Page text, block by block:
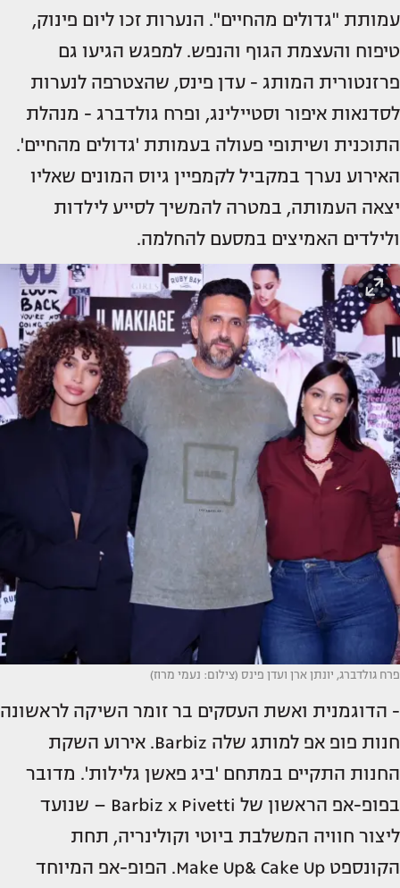
עמותת "גדולים מהחיים". הנערות זכו ליום פינוק,
טיפוח והעצמת הגוף והנפש. למפגש הגיעו גם
פרזנטורית המותג - עדן פינס, שהצטרפה לנערות
לסדנאות איפור וסטיילינג, ופרח גולדברג - מנהלת
התוכנית ושיתופי פעולה בעמותת 'גדולים מהחיים'.
האירוע נערך במקביל לקמפיין גיוס המונים שאליו
יצאה העמותה, במטרה להמשיך לסייע לילדות
ולילדים האמיצים במסעם להחלמה.
פרח גולדברג, יונתן ארן ועדן פינס (צילום: נעמי מרוז)
- הדוגמנית ואשת העסקים בר זומר השיקה לראשונה
חנות פופ אפ למותג שלה Barbiz. אירוע השקת
החנות התקיים במתחם 'ביג פאשן גלילות'. מדובר
בפופ-אפ הראשון של Barbiz x Pivetti – שנועד
ליצור חוויה המשלבת ביוטי וקולינריה, תחת
הקונספט Make Up& Cake Up. הפופ-אפ המיוחד